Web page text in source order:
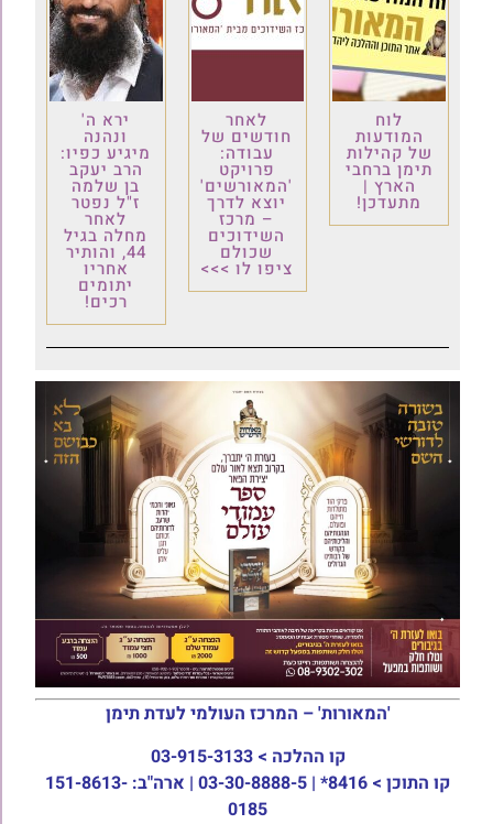
לוח
המודעות
של קהילות
תימן ברחבי
הארץ |
מתעדכן!
לאחר
חודשים של
עבודה:
פרויקט
'המאורשים'
יוצא לדרך
– מרכז
השידוכים
שכולם
ציפו לו >>>
ירא ה'
ונהנה
מיגיע כפיו:
הרב יעקב
בן שלמה
ז"ל נפטר
לאחר
מחלה בגיל
44, והותיר
אחריו
יתומים
רכים!
'המאורות' – המרכז העולמי לעדת תימן
קו ההלכה > 03-915-3133
קו התוכן >
8416* | 03-30-8888-5 | ארה"ב: 151-8613-
0185